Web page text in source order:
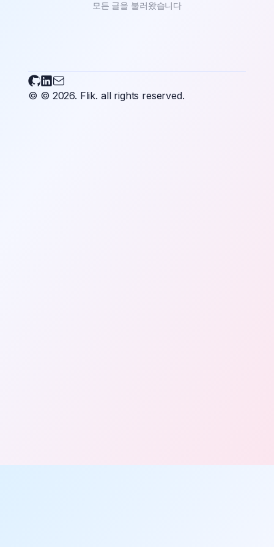
모든 글을 불러왔습니다
Flikary on Github
Flikary on LinkedIn
© © 2026. Flik. all rights reserved.